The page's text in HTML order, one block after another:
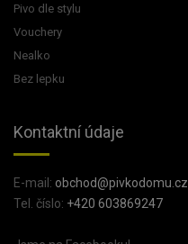
Pivo dle stylu
Vouchery
Nealko
Bez lepku
Kontaktní údaje
E-mail: obchod@pivkodomu.cz
Tel. číslo: +420 603869247